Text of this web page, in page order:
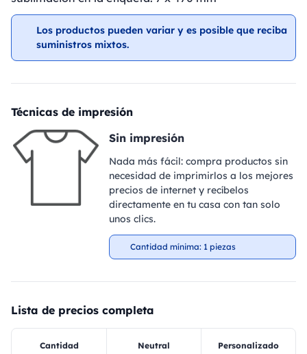
Los productos pueden variar y es posible que reciba
suministros mixtos.
Técnicas de impresión
Sin impresión
Nada más fácil: compra productos sin
necesidad de imprimirlos a los mejores
precios de internet y recíbelos
directamente en tu casa con tan solo
unos clics.
Cantidad mínima: 1 piezas
Lista de precios completa
Cantidad Neutral Personalizado